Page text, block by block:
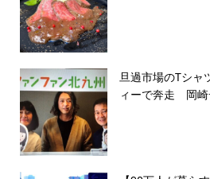
旦過市場のTシャ
ィーで奔走 岡崎